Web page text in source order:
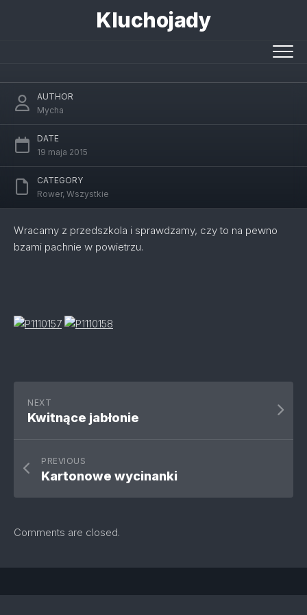
Kluchojady
AUTHOR
Mycha
DATE
19 maja 2015
CATEGORY
Rower, Wszystkie
Wracamy z przedszkola i sprawdzamy, czy to na pewno
bzami pachnie w powietrzu.
NEXT
Kwitnące jabłonie
PREVIOUS
Kartonowe wycinanki
Comments are closed.